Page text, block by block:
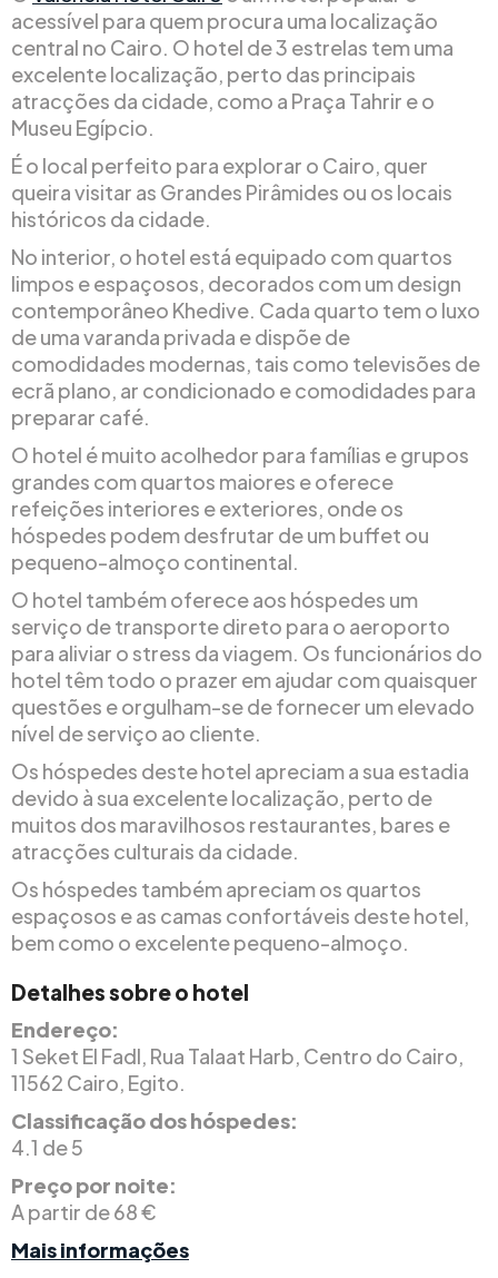
acessível para quem procura uma localização
central no Cairo. O hotel de 3 estrelas tem uma
excelente localização, perto das principais
atracções da cidade, como a Praça Tahrir e o
Museu Egípcio.
É o local perfeito para explorar o Cairo, quer
queira visitar as Grandes Pirâmides ou os locais
históricos da cidade.
No interior, o hotel está equipado com quartos
limpos e espaçosos, decorados com um design
contemporâneo Khedive. Cada quarto tem o luxo
de uma varanda privada e dispõe de
comodidades modernas, tais como televisões de
ecrã plano, ar condicionado e comodidades para
preparar café.
O hotel é muito acolhedor para famílias e grupos
grandes com quartos maiores e oferece
refeições interiores e exteriores, onde os
hóspedes podem desfrutar de um buffet ou
pequeno-almoço continental.
O hotel também oferece aos hóspedes um
serviço de transporte direto para o aeroporto
para aliviar o stress da viagem. Os funcionários do
hotel têm todo o prazer em ajudar com quaisquer
questões e orgulham-se de fornecer um elevado
nível de serviço ao cliente.
Os hóspedes deste hotel apreciam a sua estadia
devido à sua excelente localização, perto de
muitos dos maravilhosos restaurantes, bares e
atracções culturais da cidade.
Os hóspedes também apreciam os quartos
espaçosos e as camas confortáveis deste hotel,
bem como o excelente pequeno-almoço.
Detalhes sobre o hotel
Endereço:
1 Seket El Fadl, Rua Talaat Harb, Centro do Cairo,
11562 Cairo, Egito.
Classificação dos hóspedes:
4.1 de 5
Preço por noite:
A partir de 68 €
Mais informações